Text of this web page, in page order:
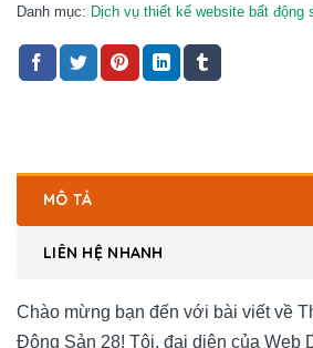
Danh mục: Dịch vụ thiết kế website bất động
MÔ TẢ
LIÊN HỆ NHANH
Chào mừng bạn đến với bài viết về
Động Sản 28! Tôi, đại diện của Web